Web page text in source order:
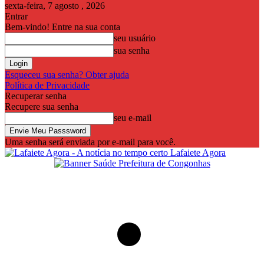
sexta-feira, 7 agosto , 2026
Entrar
Bem-vindo! Entre na sua conta
seu usuário
sua senha
Esqueceu sua senha? Obter ajuda
Política de Privacidade
Recuperar senha
Recupere sua senha
seu e-mail
Uma senha será enviada por e-mail para você.
Lafaiete Agora